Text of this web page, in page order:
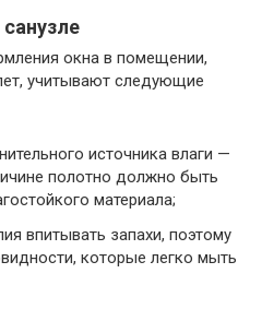
окна в помещении,
учитывают следующие
источника влаги —
полотно должно быть
материала;
впитывать запахи, поэтому
которые легко мыть